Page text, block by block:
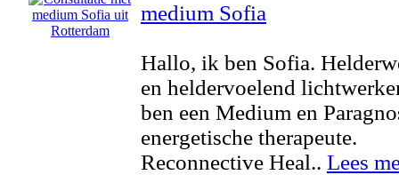
medium Sofia
Hallo, ik ben Sofia.
en heldervoelend
ben een Medium en
energetische therapeute.
Reconnective Heal.. Lees